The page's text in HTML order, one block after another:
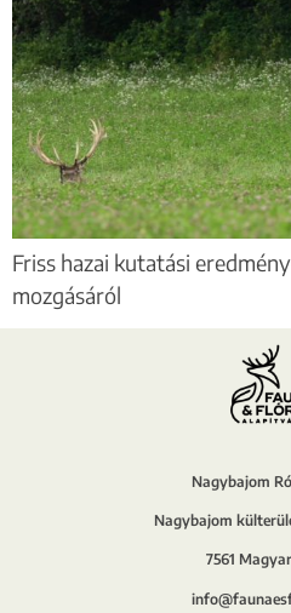
Friss hazai kutatási
mozgásáról
Nagybajom
Nagybajom
7561